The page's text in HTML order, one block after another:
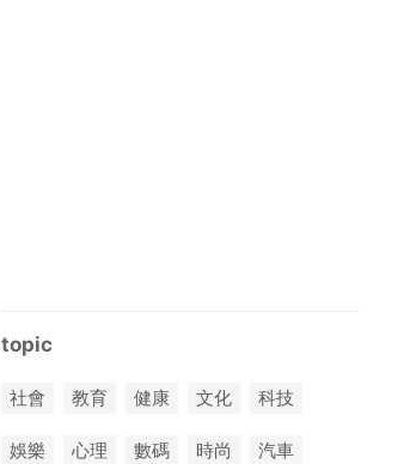
topic
社會 教育 健康 文化 科技
娛樂 心理 數碼 時尚 汽車